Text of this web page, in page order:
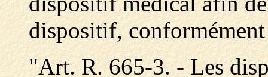
dispositif,
"Art. R. 665-3. - Les